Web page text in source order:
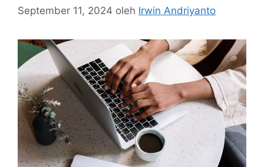
September 11, 2024 oleh Irwin Andriyanto